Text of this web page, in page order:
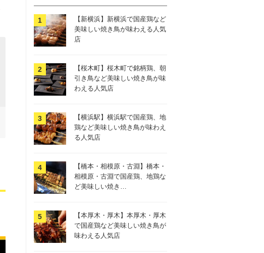
【新横浜】新横浜で国産鶏など
美味しい焼き鳥が味わえる人気
店
【桜木町】桜木町で銘柄鶏、朝
引き鳥など美味しい焼き鳥が味
わえる人気店
【横浜駅】横浜駅で国産鶏、地
鶏など美味しい焼き鳥が味わえ
る人気店
【橋本・相模原・古淵】橋本・
相模原・古淵で国産鶏、地鶏な
ど美味しい焼き…
【本厚木・厚木】本厚木・厚木
で国産鶏など美味しい焼き鳥が
味わえる人気店